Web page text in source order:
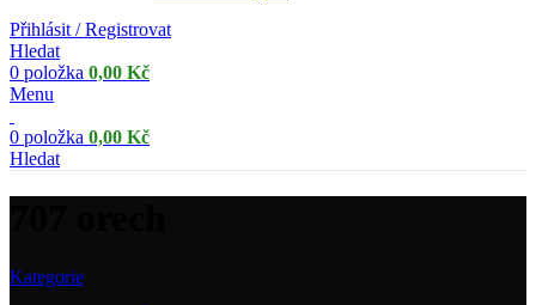
Přihlásit / Registrovat
Hledat
0 položka 0,00 Kč
Menu
0 položka 0,00 Kč
Hledat
Kategorie